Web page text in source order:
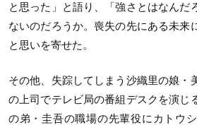
と思った」と語り、「強さとはなんだ
ないのだろうか。喪失の先にある未来
と思いを寄せた。
その他、失踪してしまう沙織里の娘・
の上司でテレビ局の番組デスクを演じ
の弟・圭吾の職場の先輩役にカトウ